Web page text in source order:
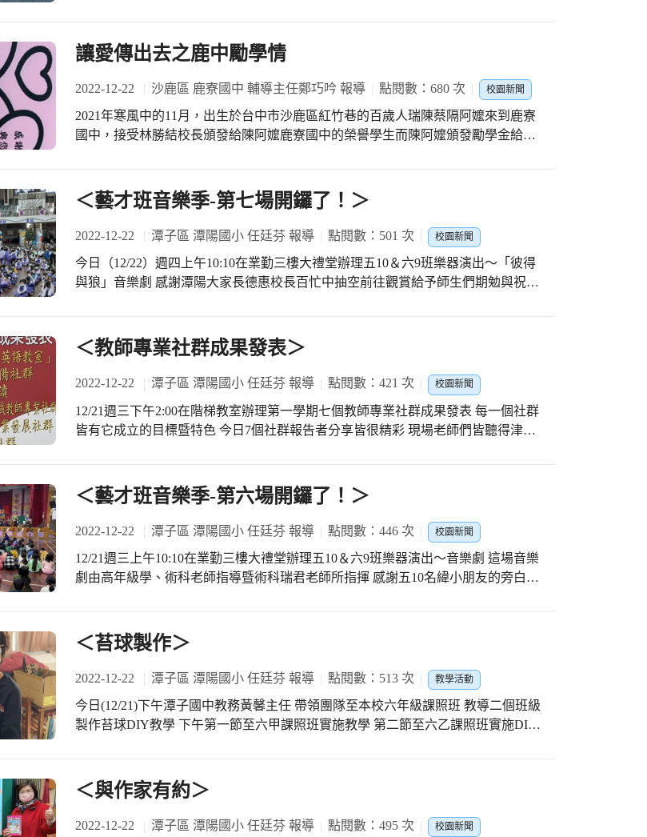
#感謝家長會提供飲料慰勞師生 #祥宜校長一早就到現場幫孩子們加油 #感謝臺中市
大里家長會長協會主辦優質競賽
讓愛傳出去之鹿中勵學情
2022-12-22 沙鹿區 鹿寮國中 輔導主任鄭巧吟 報導 點閱數：680 次 校園新聞
2021年寒風中的11月，出生於台中市沙鹿區紅竹巷的百歲人瑞陳蔡隔阿嬤來到鹿寮
國中，接受林勝結校長頒發給陳阿嬤鹿寮國中的榮譽學生而陳阿嬤頒發勵學金給品
導：https://www.tc.edu.tw/page/e78c96c9-54fc-453a-8119-72e5d4d0dcde/activity-school-
content?id=90796) 2022年冬天，陳阿嬤已圓滿其人生功課，離開親愛的家人與我
們，大家深感不捨而其子女仍秉持著陳阿嬤回饋社會的心意，持續捐贈勵學金給本
校學生，經各班導師推薦後共發給18位認真向學、品行優良與態度良好的學生，由
林勝結校長代為轉頒勵學金給所有孩子。 受獎的同學滿懷感恩之心與被肯定之喜寫
給班級導師、陳阿嬤及其家人《感謝與感恩》之小卡，分享最近自己正在努力的過
鹿中孩子的照顧，讓愛充滿鹿中校園。
＜藝才班音樂季-第七場開鑼了！＞
2022-12-22 潭子區 潭陽國小 任廷芬 報導 點閱數：501 次 校園新聞
今日（12/22）週四上午10:10在業勤三樓大禮堂辦理五10＆六9班樂器演出～「彼得
與狼」音樂劇 感謝潭陽大家長德惠校長百忙中抽空前往觀賞給予師生們期勉與祝福
的大野狼-法國號 ☆英勇的獵人-定音鼓 明天週五同一時間是本學期最後一場～將吹
奏「彼得與狼」音樂劇完整版 歡迎全校師生們踴躍前往觀賞喔！ 今天是冬至！祝福
大家圓滿如意！
＜教師專業社群成果發表＞
2022-12-22 潭子區 潭陽國小 任廷芬 報導 點閱數：421 次 校園新聞
12/21週三下午2:00在階梯教室辦理第一學期七個教師專業社群成果發表 每一個社群
皆有它成立的目標暨特色 今日7個社群報告者分享皆很精彩 現場老師們皆聽得津津
＜藝才班音樂季-第六場開鑼了！＞
2022-12-22 潭子區 潭陽國小 任廷芬 報導 點閱數：446 次 校園新聞
12/21週三上午10:10在業勤三樓大禮堂辦理五10＆六9班樂器演出～音樂劇 這場音樂
劇由高年級學、術科老師指導暨術科瑞君老師所指揮 感謝五10名緯小朋友的旁白讓
前往業勤三樓觀賞「彼得與狼」音樂劇
＜苔球製作＞
2022-12-22 潭子區 潭陽國小 任廷芬 報導 點閱數：513 次 教學活動
今日(12/21)下午潭子國中教務黃馨主任 帶領團隊至本校六年級課照班 教導二個班級
製作苔球DIY教學 下午第一節至六甲課照班實施教學 第二節至六乙課照班實施DIY
蘭組長的規劃與聯繫 感謝潭子國中用心的規劃與指導
＜與作家有約＞
2022-12-22 潭子區 潭陽國小 任廷芬 報導 點閱數：495 次 校園新聞